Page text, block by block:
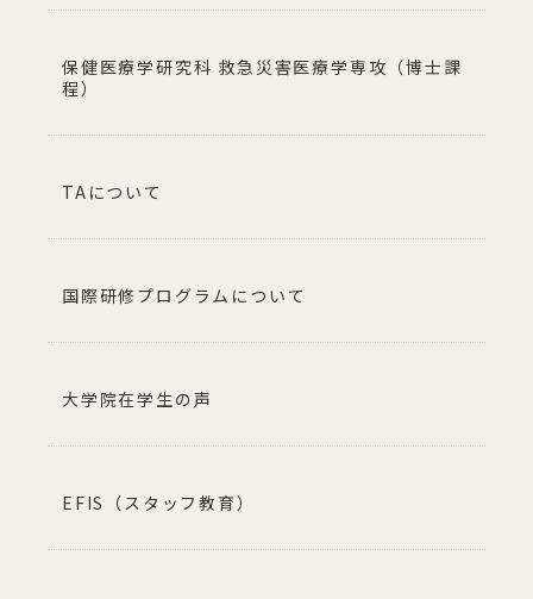
保健医療学研究科 救急災害医療学専攻（博士課
程）
TAについて
国際研修プログラムについて
大学院在学生の声
EFIS（スタッフ教育）